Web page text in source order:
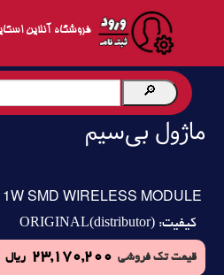
فروشگاه آنلاین
ماژول بی‌سیم
SMD WIRELESS MODULE
کیفیت: ORIGINAL(distributor)
قیمت تک فروشی 23,170,200 ریال